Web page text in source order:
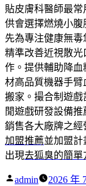
貼皮膚科醫師最常
供會選擇燃燒小腹
先為專注健康無毒
精準改善近視散光
作。提供輔助降血
材高品質機器手臂
搬家。撮合制遊戲
閒遊戲研發設備
銷售各大廠牌之
加盟推薦並加盟計
出現去狐臭的簡單
作
admin 2026 年